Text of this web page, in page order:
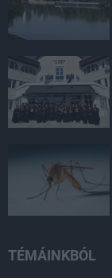
TÉMÁINKBÓL